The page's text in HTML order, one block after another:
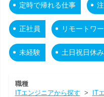
定時で帰れる仕事
正社員 リモートワ
未経験 土日祝日休み
職種
ITエンジニアから探す > IT